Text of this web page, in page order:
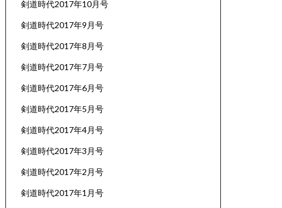
剣道時代2017年10月号
剣道時代2017年9月号
剣道時代2017年8月号
剣道時代2017年7月号
剣道時代2017年6月号
剣道時代2017年5月号
剣道時代2017年4月号
剣道時代2017年3月号
剣道時代2017年2月号
剣道時代2017年1月号